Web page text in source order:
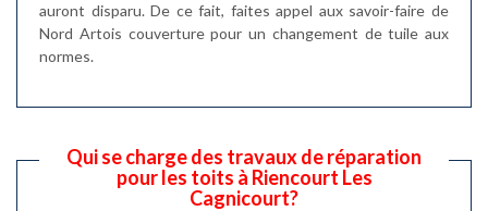
auront disparu. De ce fait, faites appel aux savoir-faire de
Nord Artois couverture pour un changement de tuile aux
normes.
Qui se charge des travaux de réparation
pour les toits à Riencourt Les
Cagnicourt?